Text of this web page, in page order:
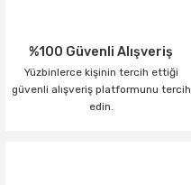
%100 Güvenli Alışveriş
Yüzbinlerce kişinin tercih ettiği
güvenli alışveriş platformunu tercih
edin.